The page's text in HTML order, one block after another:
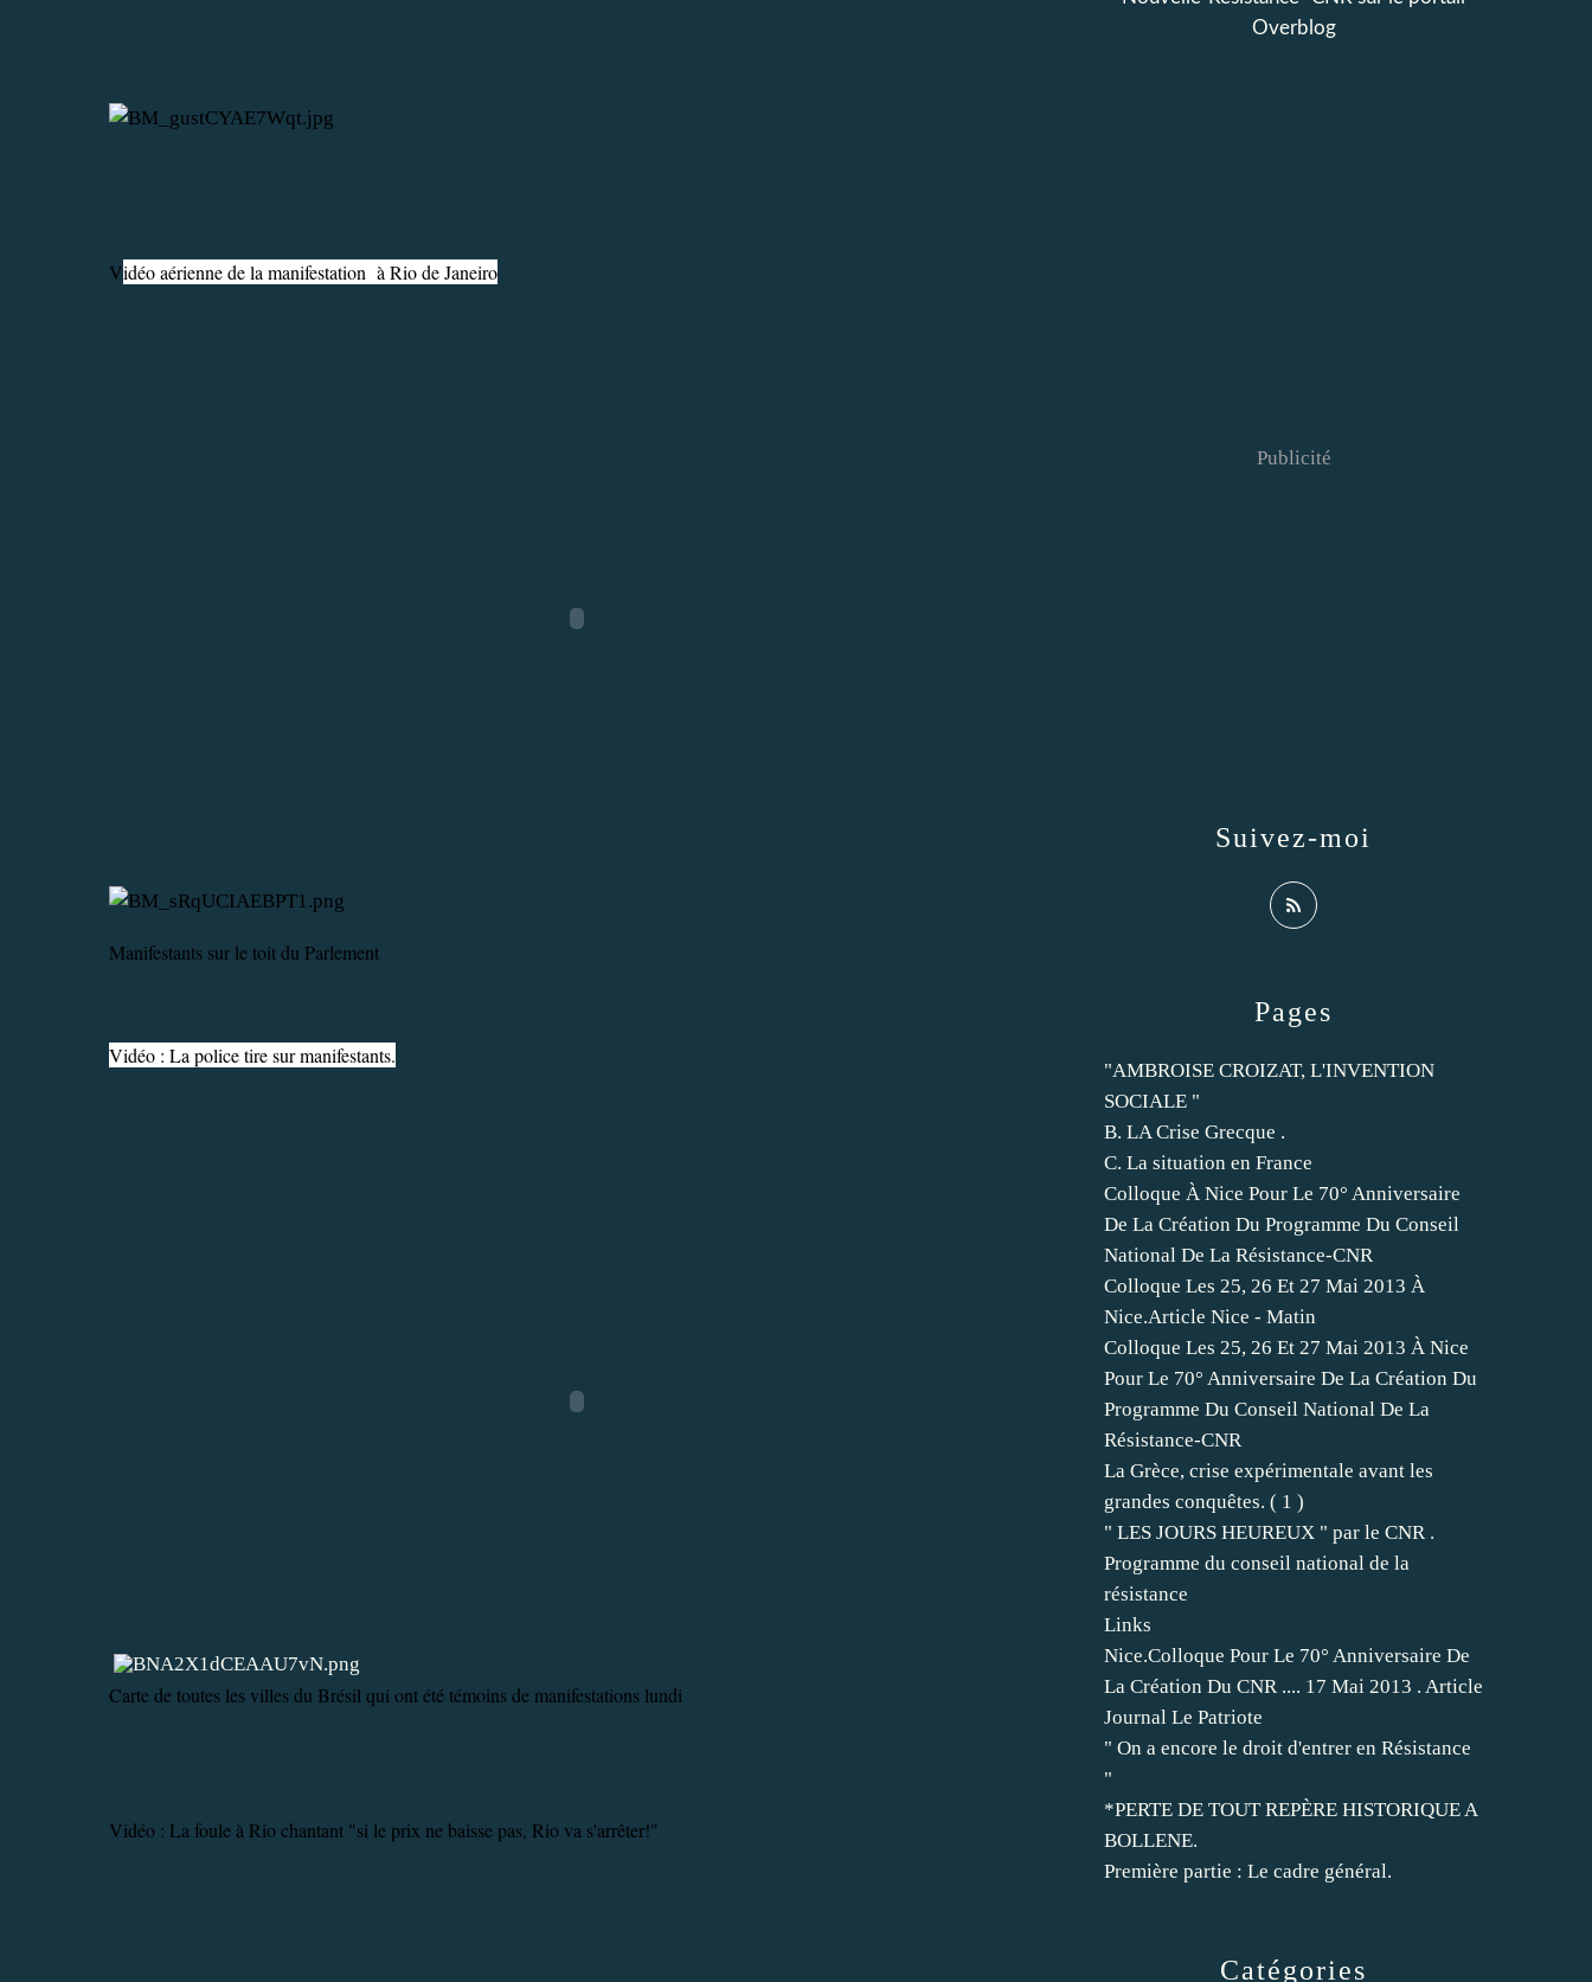
Vidéo aérienne de la manifestation à Rio de Janeiro
Manifestants sur le toit du Parlement
Vidéo : La police tire sur manifestants.
Carte de toutes les villes du Brésil qui ont été témoins de manifestations lundi
Vidéo : La foule à Rio chantant "si le prix ne baisse pas, Rio va s'arrêter!"
Catégories
Pages
"AMBROISE CROIZAT, L'INVENTION
SOCIALE "
B. LA Crise Grecque .
C. La situation en France
Colloque À Nice Pour Le 70° Anniversaire
De La Création Du Programme Du Conseil
National De La Résistance-CNR
Colloque Les 25, 26 Et 27 Mai 2013 À
Nice.Article Nice - Matin
Colloque Les 25, 26 Et 27 Mai 2013 À Nice
Pour Le 70° Anniversaire De La Création Du
Programme Du Conseil National De La
Résistance-CNR
La Grèce, crise expérimentale avant les
grandes conquêtes. ( 1 )
" LES JOURS HEUREUX " par le CNR .
Programme du conseil national de la
résistance
Links
Nice.Colloque Pour Le 70° Anniversaire De
La Création Du CNR .... 17 Mai 2013 . Article
Journal Le Patriote
" On a encore le droit d'entrer en Résistance
"
*PERTE DE TOUT REPÈRE HISTORIQUE A
BOLLENE.
Première partie : Le cadre général.
Overblog
Suivez-moi
Publicité